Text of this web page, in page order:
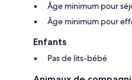
Âge minimum pour
Âge minimum pour
Enfants
Pas de lits-bébé